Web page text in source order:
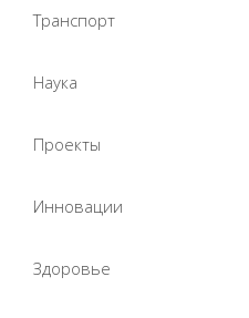
Транспорт
Наука
Проекты
Инновации
Здоровье